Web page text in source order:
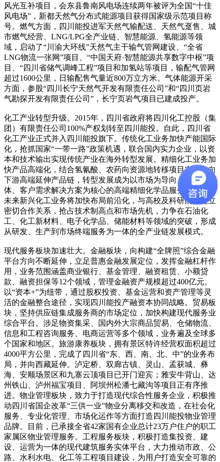
风光互补项目，会东县鲁南风电场连续两年被评为全国“十佳
风电场”，新都天然气分布式能源项目获得国家级示范项目称
号。燃气方面，四川能投进军天然气输配送、天然气趸售、城
市燃气经营、LNG/LPG全产业链、智慧能源、氢能源等领
域，启动了“川渝大环线”天然气主干输气管网建设、“全省
LNG物流一张网”项目、“中国天府·智慧能源共享数字中枢”项
目、“四川省储气调峰工程”项目和加氢站等项目，输配气管网
超过1600公里，日输配售气量近800万立方米。气体能源开采
方面，参股“四川长宁天然气开发有限责任公司”和“四川页岩
气勘探开发有限责任公司”，长宁页岩气项目已建成投产。
化工产业转型升级。2015年，四川省政府将四川化工控股（集
团）有限责任公司100%产权划转至四川能投。自此，四川省
化工产业正式并入四川能投旗下。传统化工业务加快产能国际
化，抢抓国家“一带一路”政策机遇，联合国内实力企业，以资
本和技术输出实现传统产业在海外转型发展。精细化工业务加
快产品高端化，结合氢氰酸、农药向资源地转移项目实施，向
下游高端延伸产品链，转型发展成为以市场为导向、产品为载
体、客户需求解决方案为核心的高端精细化学品服务供应商。
未来新兴化工业务将加快布局前沿化，与高校及科研院所建立
密切合作关系，抢占技术制高点和市场先机，力争在石油化
工、化工新材料、电子化学品、储能材料等领域的突破，形成
从研发、生产到市场终端服务为一体的全产业链发展模式。
现代服务板块加速壮大。金融板块，向构建“全牌照”综合金融
平台方向不断延伸，立足普惠金融发展定位，发挥金融杠杆作
用，业务范围涵盖商业银行、基金管理、融资租赁、小额贷
款、融资担保等12个领域，管理金融资产规模超过400亿元。
以“资本+”为纽带，通过股权投资、基金运营和资产管理等灵
活的金融整合途径，实现四川能投产融资本协同战略。贸易板
块，坚持供应链集成服务商的市场定位，加快构建现代服务业
综合平台。涉足物资集采、国内外大宗商品贸易、仓储物流、
信息和工程咨询服务、电商运营等多个领域，业务遍及全球多
个国家和地区。旅游康养板块，拥有景区特许经营权面积超过
4000平方公里，完成了四川省“东、西、南、北、中”的业务布
局，并向西藏延伸。泸定桥、双廊古镇、灵山、孟获城、彝
海、安顺场景区和九寨云顶项目已开门迎宾；雅安牛背山、达
州铁山、泸州福宝项目、阿坝州松潘七藏沟等项目正有序推
进。物业管理板块，致力于打造现代综合性服务企业，积极推
动四川省国企改革“三供一业”物业分离移交和改造，在社会化
服务、专业化管理、市场化运作等方面打造四川能投物业管理
品牌。目前，已承接全省42家国有企业总计23万户住户的职工
家属区物业管理服务。工程服务板块，积极打造集投资、建
设、运营为一体的现代建筑服务实体平台，大力推动市政、公
路、水利水电、化工等工程项目建设，为用户打造安全可靠的